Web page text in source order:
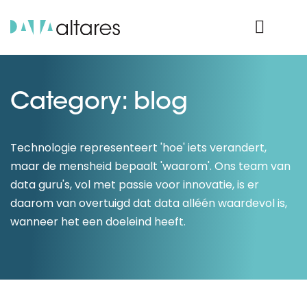
Category: blog
Technologie representeert 'hoe' iets verandert,
maar de mensheid bepaalt 'waarom'. Ons team van
data guru's, vol met passie voor innovatie, is er
daarom van overtuigd dat data alléén waardevol is,
wanneer het een doeleind heeft.